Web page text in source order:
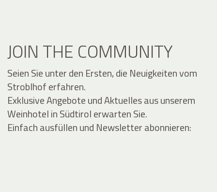
JOIN THE COMMUNITY
Seien Sie unter den Ersten, die Neuigkeiten vom
Stroblhof erfahren.
Exklusive Angebote und Aktuelles aus unserem
Weinhotel in Südtirol erwarten Sie.
Einfach ausfüllen und Newsletter abonnieren: